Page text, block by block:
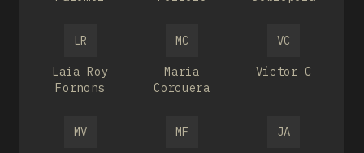
LR
Laia Roy
Fornons
MC
Maria
Corcuera
VC
Víctor C
MV MF JA